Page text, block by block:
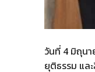
วันที่ 4 มิถุน
ยุติธรรม แล